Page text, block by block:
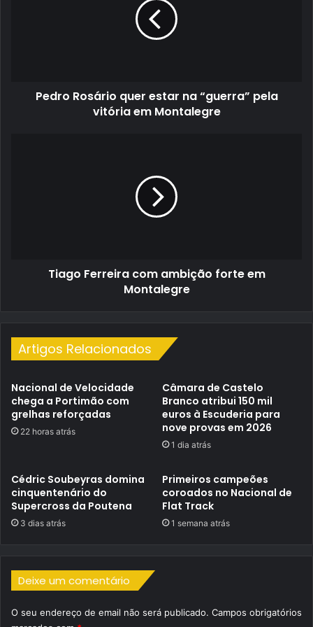
Montalegre
Pedro Rosário quer estar na “guerra” pela
vitória em Montalegre
Tiago Ferreira com ambição forte em
Montalegre
Artigos Relacionados
Nacional de Velocidade
chega a Portimão com
grelhas reforçadas
22 horas atrás
Câmara de Castelo
Branco atribui 150 mil
euros à Escuderia para
nove provas em 2026
1 dia atrás
Cédric Soubeyras domina
cinquentenário do
Supercross da Poutena
3 dias atrás
Primeiros campeões
coroados no Nacional de
Flat Track
1 semana atrás
Deixe um comentário
O seu endereço de email não será publicado. Campos obrigatórios